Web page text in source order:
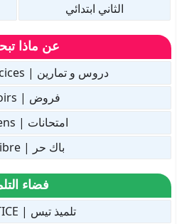
الثاني ابتدائي
عن ماذا
دروس و تمارين | Cours et Exercices
فروض | Devoirs
امتحانات | Examens
باك حر | Bac Libre
فضاء
تلميذ تيس | TelmidTICE